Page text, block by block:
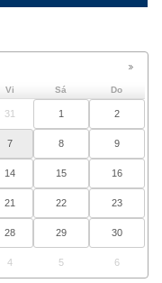
Vi Sá Do
31 1 2
7 8 9
14 15 16
21 22 23
28 29 30
4 5 6